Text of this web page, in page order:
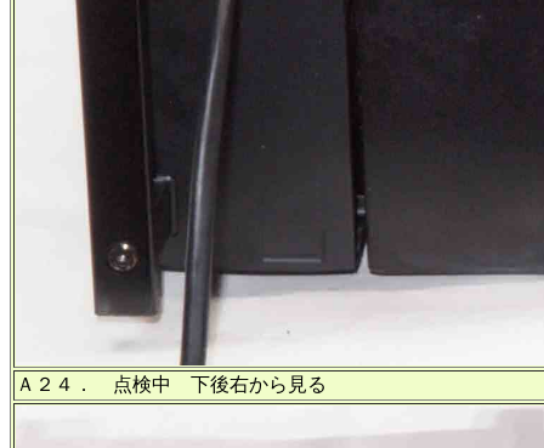
Ａ２４． 点検中 下後右から見る